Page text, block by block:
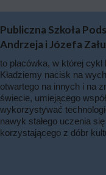
to placówka, w której cykl
Kładziemy nacisk na
otwartego na innych i na
świecie, umiejącego
wykorzystywać
nawyk stałego uczenia
korzystającego z dóbr
Publiczna Szkoła
Andrzeja i Józefa